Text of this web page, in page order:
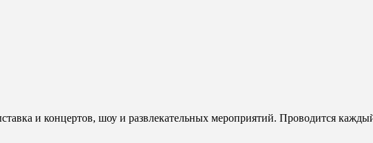
и концертов, шоу и развлекательных мероприятий. Проводится